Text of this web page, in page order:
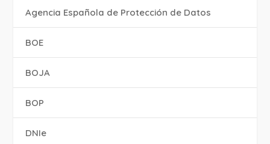
Agencia Española de Protección de Datos
BOE
BOJA
BOP
DNIe